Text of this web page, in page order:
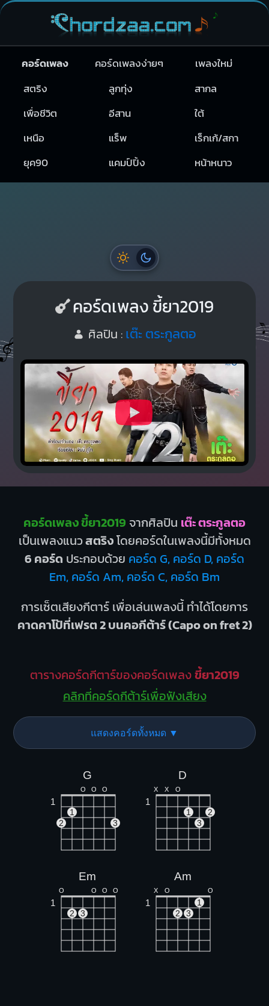
คอร์ดเพลง คอร์ดเพลงง่ายๆ
เพลงใหม่
สตริง
ลูกทุ่ง
สากล
เพื่อชีวิต
อีสาน
ใต้
เหนือ
แร็พ
เร็กเก้/สกา
ยุค90
แคมป์ปิ้ง หน้าหนาว
คอร์ดเพลง ขี้ยา2019
ศิลปิน : เต๊ะ ตระกูลตอ
คอร์ดเพลง ขี้ยา2019 จากศิลปิน เต๊ะ ตระกูลตอ
เป็นเพลงแนวสตริงโดยคอร์ดในเพลงนี้มีทั้งหมด
6 คอร์ด ประกอบด้วย คอร์ด G, คอร์ด D, คอร์ด
Em, คอร์ด Am, คอร์ด C, คอร์ด Bm
การเซ็ตเสียงกีตาร์ เพื่อเล่นเพลงนี้ ทำได้โดยการ
คาดคาโป้ที่เฟรต 2 บนคอกีต้าร์ (Capo on fret 2)
ตารางคอร์ดกีตาร์ของคอร์ดเพลงขี้ยา2019
คลิกที่คอร์ดกีต้าร์เพื่อฟังเสียง
แสดงคอร์ดทั้งหมด ▼
G
O O O
1
1
2
3
D
X X O
1
1
2
3
Em
O O O O
1
2 3
Am
X O O
1
1
2
3